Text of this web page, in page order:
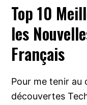
Top 10
les
Français
Pour me tenir au
découvertes